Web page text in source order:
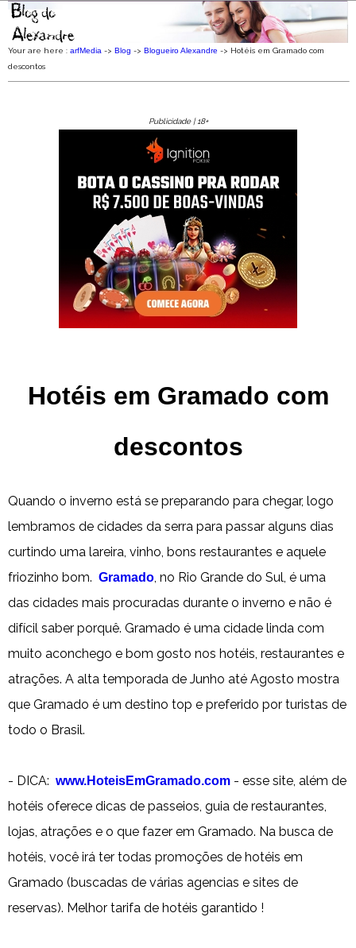
Your are here : arfMedia -> Blog -> Blogueiro Alexandre -> Hotéis em Gramado com
descontos
Publicidade | 18+
Hotéis em Gramado com
descontos
Quando o inverno está se preparando para chegar, logo
lembramos de cidades da serra para passar alguns dias
curtindo uma lareira, vinho, bons restaurantes e aquele
friozinho bom. Gramado, no Rio Grande do Sul, é uma
das cidades mais procuradas durante o inverno e não é
difícil saber porquê. Gramado é uma cidade linda com
muito aconchego e bom gosto nos hotéis, restaurantes e
atrações. A alta temporada de Junho até Agosto mostra
que Gramado é um destino top e preferido por turistas de
todo o Brasil.
- DICA: www.HoteisEmGramado.com - esse site, além de
hotéis oferece dicas de passeios, guia de restaurantes,
lojas, atrações e o que fazer em Gramado. Na busca de
hotéis, você irá ter todas promoções de hotéis em
Gramado (buscadas de várias agencias e sites de
reservas). Melhor tarifa de hotéis garantido !